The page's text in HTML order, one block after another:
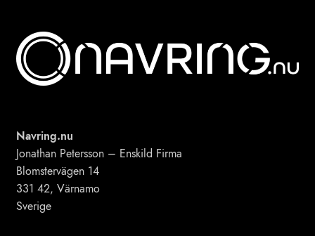
Navring.nu
Jonathan Petersson – Enskild Firma
Blomstervägen 14
331 42, Värnamo
Sverige